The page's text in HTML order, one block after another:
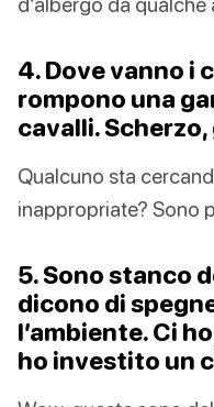
4. Dove vanno i
rompono una
cavalli.
Qualcuno sta
inappropriate? Sono
5. Sono stanco
dicono di
l’ambiente. Ci
ho investito un